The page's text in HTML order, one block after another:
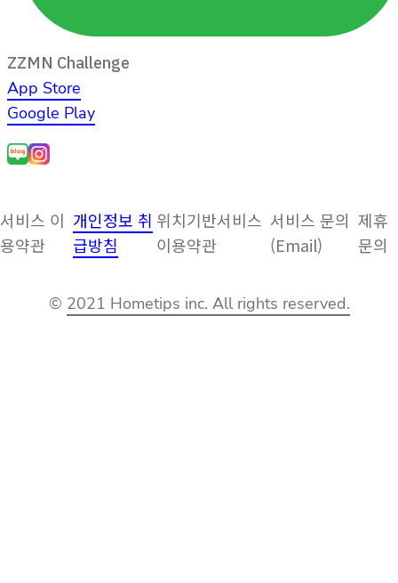
ZZMN Challenge
App Store
Google Play
서비스 이
용약관
개인정보 취
급방침
위치기반서비스
이용약관
서비스 문의
(Email)
제휴
문의
© 2021 Hometips inc. All rights reserved.